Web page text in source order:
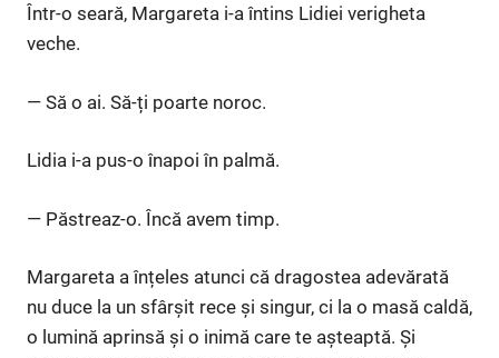
Într-o seară, Margareta i-a întins Lidiei verigheta
veche.
— Să o ai. Să-ți poarte noroc.
Lidia i-a pus-o înapoi în palmă.
— Păstreaz-o. Încă avem timp.
Margareta a înțeles atunci că dragostea adevărată
nu duce la un sfârșit rece și singur, ci la o masă caldă,
o lumină aprinsă și o inimă care te așteaptă. Și